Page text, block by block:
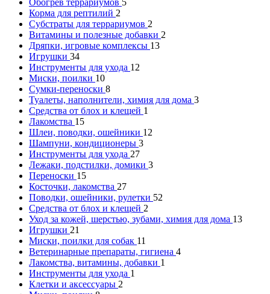
Корма для рептилий 2
Субстраты для террариумов 2
Витамины и полезные добавки 2
Дряпки, игровые комплексы 13
Игрушки 34
Инструменты для ухода 12
Миски, поилки 10
Сумки-переноски 8
Туалеты, наполнители, химия для дома 3
Средства от блох и клещей 1
Лакомства 15
Шлеи, поводки, ошейники 12
Шампуни, кондиционеры 3
Инструменты для ухода 27
Лежаки, подстилки, домики 3
Переноски 15
Косточки, лакомства 27
Поводки, ошейники, рулетки 52
Средства от блох и клещей 2
Уход за кожей, шерстью, зубами, химия для дома 13
Игрушки 21
Миски, поилки для собак 11
Ветеринарные препараты, гигиена 4
Лакомства, витамины, добавки 1
Инструменты для ухода 1
Клетки и аксессуары 2